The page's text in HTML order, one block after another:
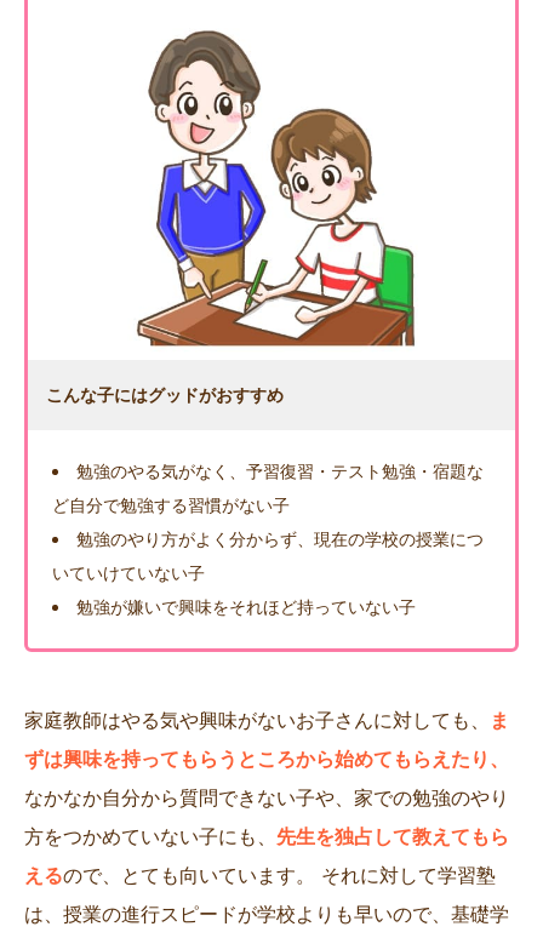
こんな子にはグッドがおすすめ
勉強のやる気がなく、予習復習・テスト勉強・宿題な
ど自分で勉強する習慣がない子
勉強のやり方がよく分からず、現在の学校の授業につ
いていけていない子
勉強が嫌いで興味をそれほど持っていない子
家庭教師はやる気や興味がないお子さんに対しても、
ま
ずは興味を持ってもらうところから始めてもらえたり、
なかなか自分から質問できない子や、家での勉強のやり
方をつかめていない子にも、 先生を独占して教えてもら
えるので、とても向いています。 それに対して学習塾
は、授業の進行スピードが学校よりも早いので、基礎学